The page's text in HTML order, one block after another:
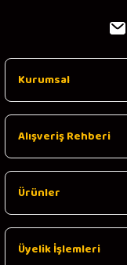
Kurumsal
Alışveriş Rehberi
Ürünler
Üyelik İşlemleri